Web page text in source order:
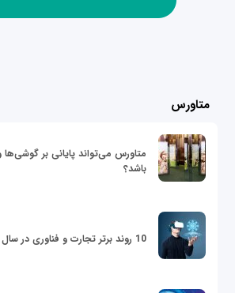
متاورس
متاورس می‌تواند پایانی بر
باشد؟
10 روند برتر تجارت و فناوری در سال 2022